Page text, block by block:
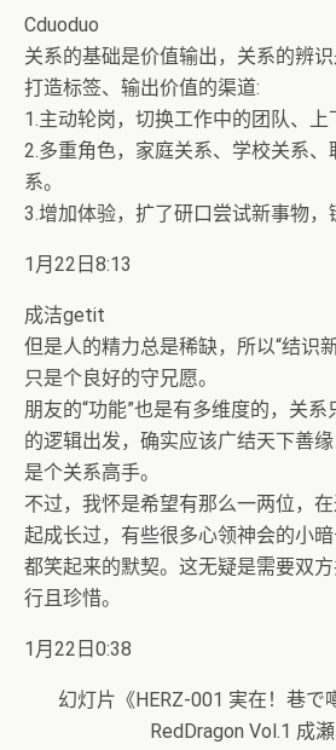
Cduoduo
关系的基础是价值输出，关系的辨识
打造标签、输出价值的渠道:
1.主动轮岗，切换工作中的团队、上
2.多重角色，家庭关系、学校关系、
系。
3.增加体验，扩了研口尝试新事物，
1月22日8:13
成洁getit
但是人的精力总是稀缺，所以“结识
只是个良好的守兄愿。
朋友的“功能”也是有多维度的，关
的逻辑出发，确实应该广结天下善
是个关系高手。
不过，我怀是希望有那么一两位，
起成长过，有些很多心领神会的小
都笑起来的默契。这无疑是需要双
行且珍惜。
1月22日0:38
幻灯片《HERZ-001 実在！巷で
RedDragon Vol.1 成瀬